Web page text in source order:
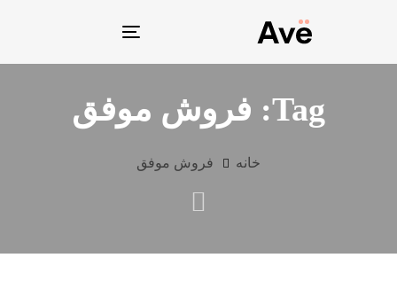
Tag: فروش موفق
خانه فروش موفق